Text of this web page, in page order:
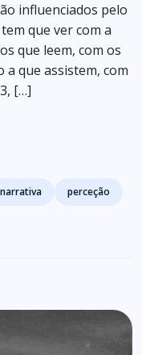
influenciados pelo
que ver com a
que leem, com os
a que assistem, com
[…]
narrativa perceção